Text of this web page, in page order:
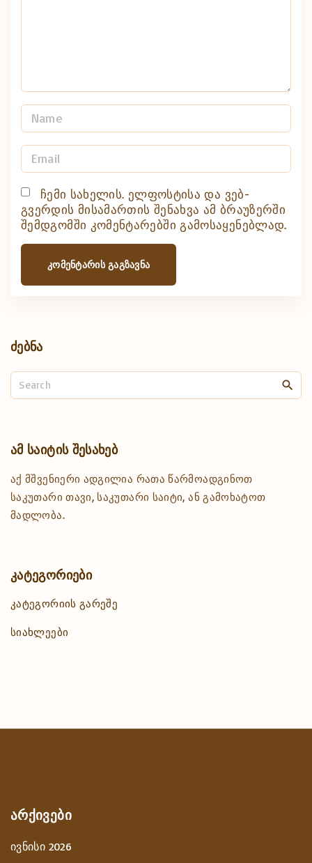
a
m
e
*
m
a
i
l
*
ჩემი სახელის. ელფოსტისა და ვებ-
გვერდის მისამართის შენახვა ამ ბრაუზერში
შემდგომში კომენტარებში გამოსაყენებლად.
ძებნა
e
ამ საიტის შესახებ
აქ მშვენიერი ადგილია რათა წარმოადგინოთ
საკუთარი თავი, საკუთარი საიტი, ან გამოხატოთ
მადლობა.
კატეგორიები
კატეგორიის გარეშე
სიახლეები
ᲐᲠᲥᲘᲕᲔᲑᲘ
ივნისი 2026